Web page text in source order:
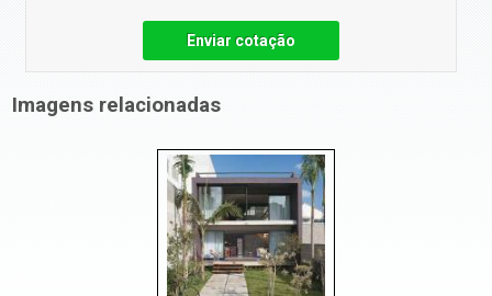
Enviar cotação
Imagens relacionadas